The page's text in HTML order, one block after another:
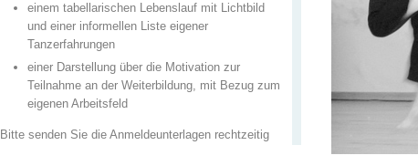
einem tabellarischen Lebenslauf mit Lichtbild
und einer informellen Liste eigener
Tanzerfahrungen
einer Darstellung über die Motivation zur
Teilnahme an der Weiterbildung, mit Bezug zum
eigenen Arbeitsfeld
Bitte senden Sie die Anmeldeunterlagen rechtzeitig